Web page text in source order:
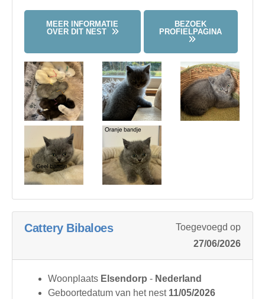
MEER INFORMATIE
OVER DIT NEST
BEZOEK
PROFIELPAGINA
Cattery Bibaloes
Toegevoegd op
27/06/2026
Woonplaats Elsendorp - Nederland
Geboortedatum van het nest 11/05/2026